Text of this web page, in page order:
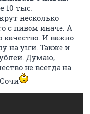
10 тыс.
несколько
с пивом иначе. А
качество. И важно
на уши. Также и
Думаю,
не всегда на